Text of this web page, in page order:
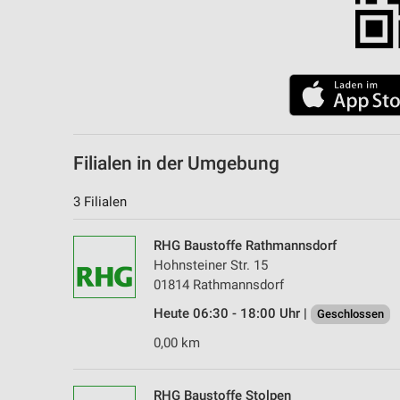
Filialen in der Umgebung
3 Filialen
RHG Baustoffe Rathmannsdorf
Hohnsteiner Str. 15
01814 Rathmannsdorf
Heute 06:30 - 18:00 Uhr |
Geschlossen
0,00 km
RHG Baustoffe Stolpen